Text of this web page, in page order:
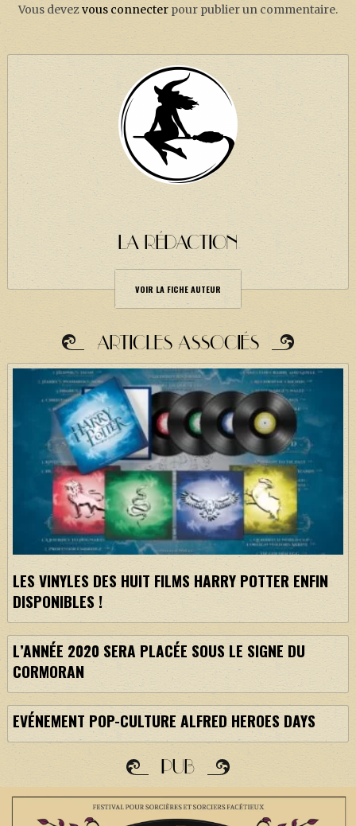
Vous devezvous connecter pour publier un commentaire.
LA RÉDACTION
VOIR LA FICHE AUTEUR
ARTICLES ASSOCIÉS
LES VINYLES DES HUIT FILMS HARRY POTTER ENFIN
DISPONIBLES !
L’ANNÉE 2020 SERA PLACÉE SOUS LE SIGNE DU
CORMORAN
EVÉNEMENT POP-CULTURE ALFRED HEROES DAYS
PUB